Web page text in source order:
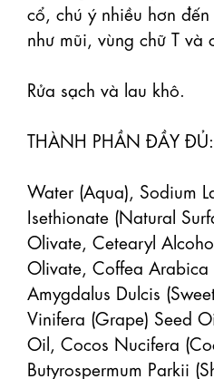
cổ, chú ý nhiều hơn
như mũi, vùng chữ T và
Rửa sạch và lau khô.
THÀNH PHẦN ĐẦY ĐỦ:
Water (Aqua), Sodium
Isethionate (Natural
Olivate, Cetearyl
Olivate, Coffea Arabica
Amygdalus Dulcis
Vinifera (Grape) Seed
Oil, Cocos Nucifera
Butyrospermum Parkii